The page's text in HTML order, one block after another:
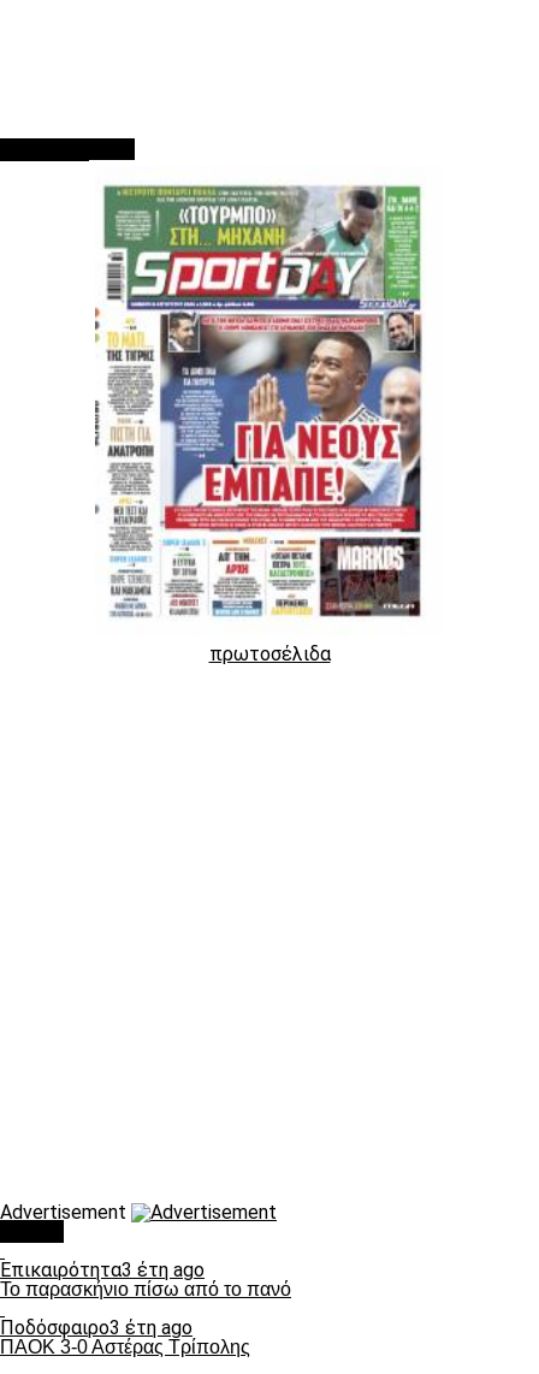
πρωτοσέλιδα
Advertisement
Επικαιρότητα3 έτη ago
Το παρασκήνιο πίσω από το πανό
Ποδόσφαιρο3 έτη ago
ΠΑΟΚ 3-0 Αστέρας Τρίπολης